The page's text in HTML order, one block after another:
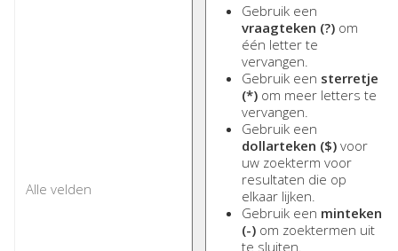
Gebruik een
vraagteken (?) om
één letter te
vervangen.
Gebruik een sterretje
(*) om meer letters te
vervangen.
Gebruik een
dollarteken ($) voor
uw zoekterm voor
resultaten die op
elkaar lijken.
Gebruik een minteken
(-) om zoektermen uit
te sluiten.